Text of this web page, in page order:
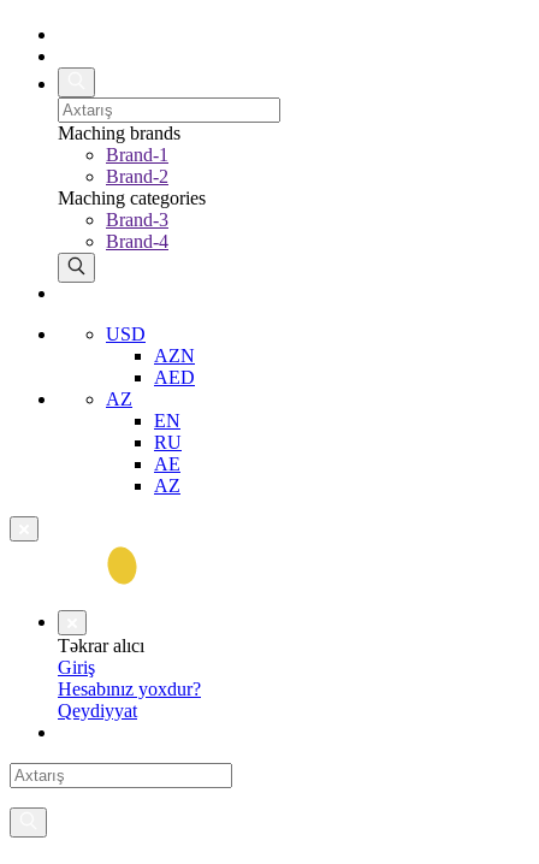
Maching brands
Brand-1
Brand-2
Maching categories
Brand-3
Brand-4
USD
AZN
AED
AZ
EN
RU
AE
AZ
Təkrar alıcı
Giriş
Hesabınız yoxdur?
Qeydiyyat